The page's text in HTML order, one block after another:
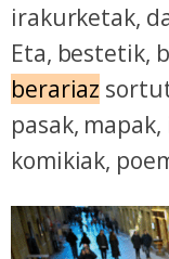
irakurketak,
Eta, bestetik,
berariaz
pasak,
komikiak,